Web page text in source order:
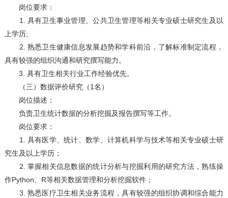
岗位要求：
1. 具有卫生事业管理、公共卫生管理等相关专业硕士研究生及以
上学历;
2. 熟悉卫生健康信息发展趋势和学科前沿，了解标准制定流程，
具有较强的组织沟通和研究撰写能力。
3. 具有卫生相关行业工作经验优先。
（三）数据评价研究（1名）
岗位描述：
负责卫生统计数据的分析挖掘及报告撰写等工作。
岗位要求：
1. 具有医学、统计、数学、计算机科学与技术等相关专业硕士研
究生及以上学历；
2. 掌握相关信息数据的统计分析与挖掘利用的研究方法，熟练操
作Python、R等相关数据管理和分析挖掘软件；
3. 熟悉医疗卫生相关业务流程，具有较强的组织协调和综合能力